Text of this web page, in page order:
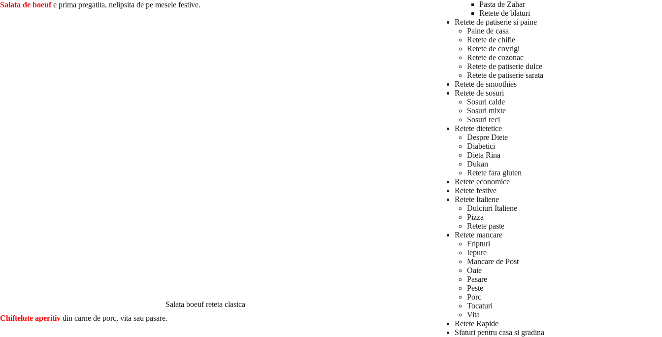
Salata de boeufe prima pregatita, nelipsita de pe mesele festive.
Salata boeuf reteta clasica
Chiftelute aperitiv din carne de porc, vita sau pasare.
Pasta de Zahar
Retete de blaturi
Retete de patiserie si paine
Paine de casa
Retete de chifle
Retete de covrigi
Retete de cozonac
Retete de patiserie dulce
Retete de patiserie sarata
Retete de smoothies
Retete de sosuri
Sosuri calde
Sosuri mixte
Sosuri reci
Retete dietetice
Despre Diete
Diabetici
Dieta Rina
Dukan
Retete fara gluten
Retete economice
Retete festive
Retete Italiene
Dulciuri Italiene
Pizza
Retete paste
Retete mancare
Fripturi
Iepure
Mancare de Post
Oaie
Pasare
Peste
Porc
Tocaturi
Vita
Retete Rapide
Sfaturi pentru casa si gradina